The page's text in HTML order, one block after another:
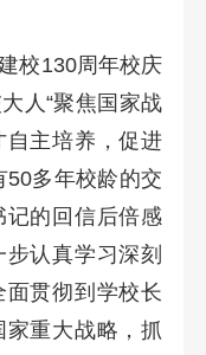
校130周年校庆
人“聚焦国家战
主培养，促进
50多年校龄的交
的回信后倍感
认真学习深刻
贯彻到学校长
重大战略，抓